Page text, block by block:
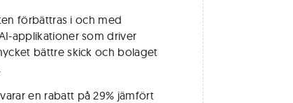
förbättras i och med
applikationer som driver
bättre skick och bolaget
en rabatt på 29% jämfört